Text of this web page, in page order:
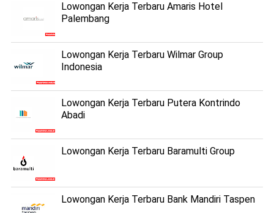
Lowongan Kerja Terbaru Amaris Hotel
Palembang
Lowongan Kerja Terbaru Wilmar Group
Indonesia
Lowongan Kerja Terbaru Putera Kontrindo
Abadi
Lowongan Kerja Terbaru Baramulti Group
Lowongan Kerja Terbaru Bank Mandiri Taspen